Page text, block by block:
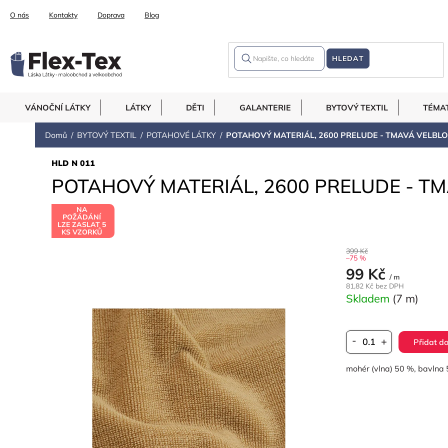
O nás Kontakty Doprava Blog
HLEDAT
VÁNOČNÍ LÁTKY LÁTKY DĚTI GALANTERIE BYTOVÝ TEXTIL
Domů BYTOVÝ TEXTIL POTAHOVÉ LÁTKY POTAHOVÝ MATERIÁL, 2600 PRELUDE - TMAVÁ
POTAHOVÝ MATERIÁL, 2600 PRELUDE -
HLD N 011
NA
POŽÁDÁNÍ
LZE ZASLAT 5
KS VZORKŮ
399 Kč
–75 %
99 Kč / m
81,82 Kč bez DPH
Měrná
cena:
Skladem (7 m)
Přidat
mohér (vlna) 50 %, bavlna